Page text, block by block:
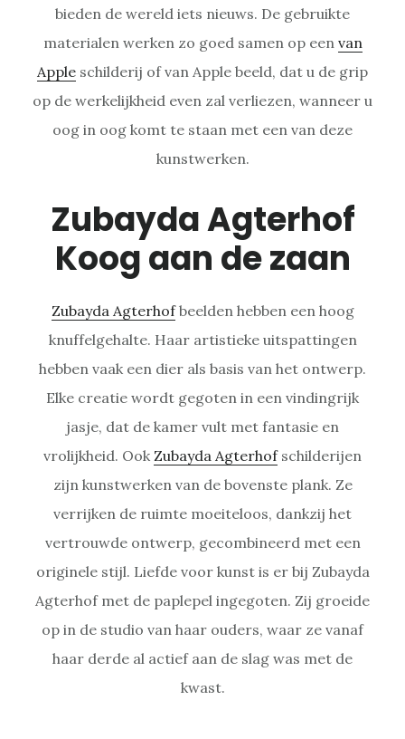
bieden de wereld iets nieuws. De gebruikte
materialen werken zo goed samen op een van
Apple schilderij of van Apple beeld, dat u de grip
op de werkelijkheid even zal verliezen, wanneer u
oog in oog komt te staan met een van deze
kunstwerken.
Zubayda Agterhof
Koog aan de zaan
Zubayda Agterhofbeelden hebben een hoog
knuffelgehalte. Haar artistieke uitspattingen
hebben vaak een dier als basis van het ontwerp.
Elke creatie wordt gegoten in een vindingrijk
jasje, dat de kamer vult met fantasie en
vrolijkheid. Ook Zubayda Agterhofschilderijen
zijn kunstwerken van de bovenste plank. Ze
verrijken de ruimte moeiteloos, dankzij het
vertrouwde ontwerp, gecombineerd met een
originele stijl. Liefde voor kunst is er bij Zubayda
Agterhof met de paplepel ingegoten. Zij groeide
op in de studio van haar ouders, waar ze vanaf
haar derde al actief aan de slag was met de
kwast.